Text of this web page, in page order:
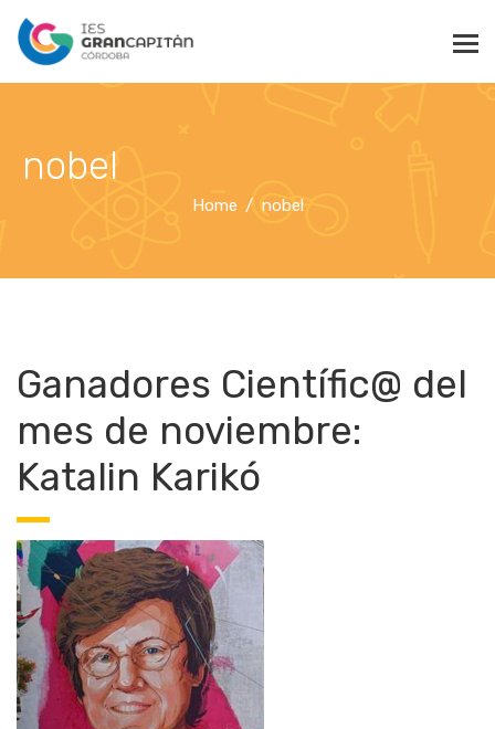
nobel
Home nobel
Ganadores Científic@ del
mes de noviembre:
Katalin Karikó